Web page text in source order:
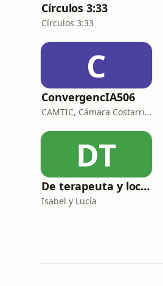
Círculos 3:33
Círculos 3:33
C
ConvergencIA506
CAMTIC, Cámara Costarricense de Tecnología.
DT
De terapeuta y loco, todos tenemos un poco
Isabel y Lucía